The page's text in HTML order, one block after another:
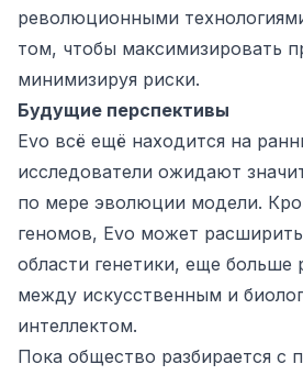
революционными
том, чтобы максимизировать
минимизируя риски.
Будущие перспективы
Evo всё ещё находится на
исследователи ожидают
по мере эволюции модели.
геномов, Evo может
области генетики, еще больше
между искусственным и
интеллектом.
Пока общество разбирается с